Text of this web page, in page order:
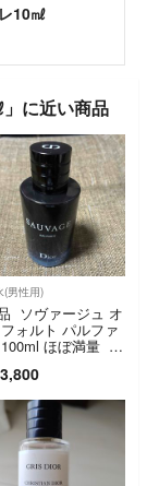
10㎖
に近い商品
(男性用)
ソヴァージュ オ
ォルト パルファ
ほぼ満量 値